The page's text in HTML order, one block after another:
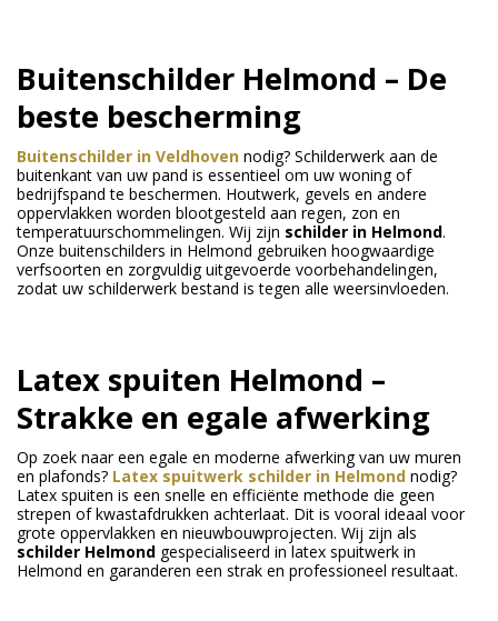
Buitenschilder Helmond – De
beste bescherming
Buitenschilder in Veldhoven nodig? Schilderwerk aan de
buitenkant van uw pand is essentieel om uw woning of
bedrijfspand te beschermen. Houtwerk, gevels en andere
oppervlakken worden blootgesteld aan regen, zon en
temperatuurschommelingen. Wij zijn schilder in Helmond.
Onze buitenschilders in Helmond gebruiken hoogwaardige
verfsoorten en zorgvuldig uitgevoerde voorbehandelingen,
zodat uw schilderwerk bestand is tegen alle weersinvloeden.
Latex spuiten Helmond –
Strakke en egale afwerking
Op zoek naar een egale en moderne afwerking van uw muren
en plafonds? Latex spuitwerk schilder in Helmond nodig?
Latex spuiten is een snelle en efficiënte methode die geen
strepen of kwastafdrukken achterlaat. Dit is vooral ideaal voor
grote oppervlakken en nieuwbouwprojecten. Wij zijn als
schilder Helmond gespecialiseerd in latex spuitwerk in
Helmond en garanderen een strak en professioneel resultaat.